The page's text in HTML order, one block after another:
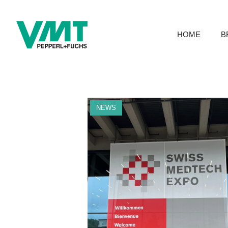
HOME
NEWS